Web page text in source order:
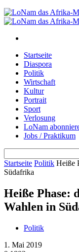
Startseite
Diaspora
Politik
Wirtschaft
Kultur
Portrait
Sport
Verlosung
LoNam
Jobs / Praktikum
Startseite Politik Heiße
Südafrika
Heiße Phase:
Wahlen in
Politik
1. Mai 2019